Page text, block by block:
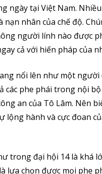
ngày tại Việt Nam.
nhân của chế độ.
người lính nào được
cả với hiến pháp của
nổi lên như một
các phe phái trong nội
an của Tô Lâm. Nên
lộng hành và cực đoan
trong đại hội 14 là khá
lựa chọn được mọi phe